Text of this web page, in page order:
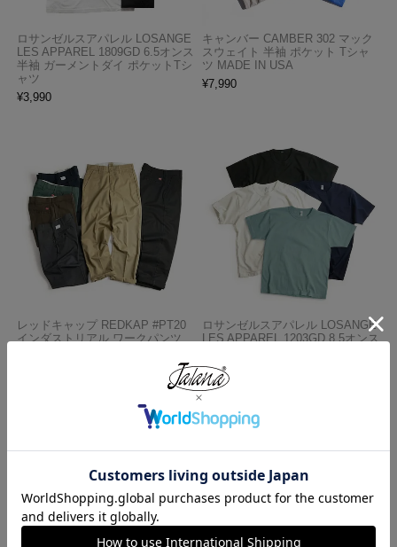
ロサンゼルスアパレル LOSANGE
LES APPAREL 1809GD 6.5オンス
半袖 ガーメントダイ ポケットTシ
ャツ
¥3,990
キャンバー CAMBER 302 マック
スウェイト 半袖 ポケット Tシャ
ツ MADE IN USA
¥7,990
レッドキャップ REDKAP #PT20
インダストリアル ワークパンツ
ロサンゼルスアパレル LOSANGE
LES APPAREL 1203GD 8.5オンス
ダイ Tシャツ
¥4,990